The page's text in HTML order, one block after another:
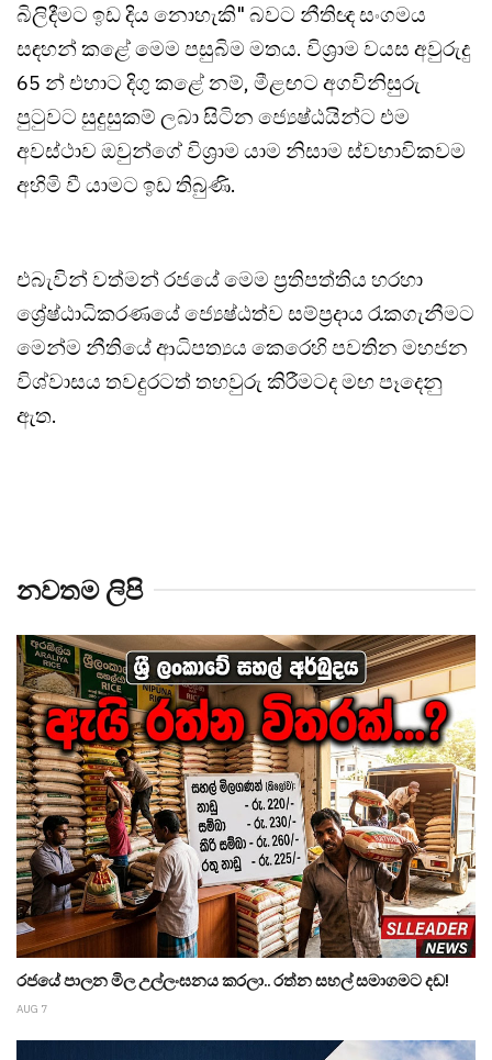
බිලිදීමට ඉඩ දිය නොහැකි" බවට නීතිඥ සංගමය
සඳහන් කළේ මෙම පසුබිම මතය. විශ්‍රාම වයස අවුරුදු
65 න් එහාට දිගු කළේ නම්, මීළඟට අගවිනිසුරු
පුටුවට සුදුසුකම් ලබා සිටින ජ්‍යෙෂ්ඨයින්ට එම
අවස්ථාව ඔවුන්ගේ විශ්‍රාම යාම නිසාම ස්වභාවිකවම
අහිමි වී යාමට ඉඩ තිබුණි.
එබැවින් වත්මන් රජයේ මෙම ප්‍රතිපත්තිය හරහා
ශ්‍රේෂ්ඨාධිකරණයේ ජ්‍යෙෂ්ඨත්ව සම්ප්‍රදාය රැකගැනීමට
මෙන්ම නීතියේ ආධිපත්‍යය කෙරෙහි පවතින මහජන
විශ්වාසය තවදුරටත් තහවුරු කිරීමටද මඟ පෑදෙනු
ඇත.
නවතම ලිපි
රජයේ පාලන මිල උල්ලංඝනය කරලා.. රත්න සහල් සමාගමට දඩ!
AUG 7